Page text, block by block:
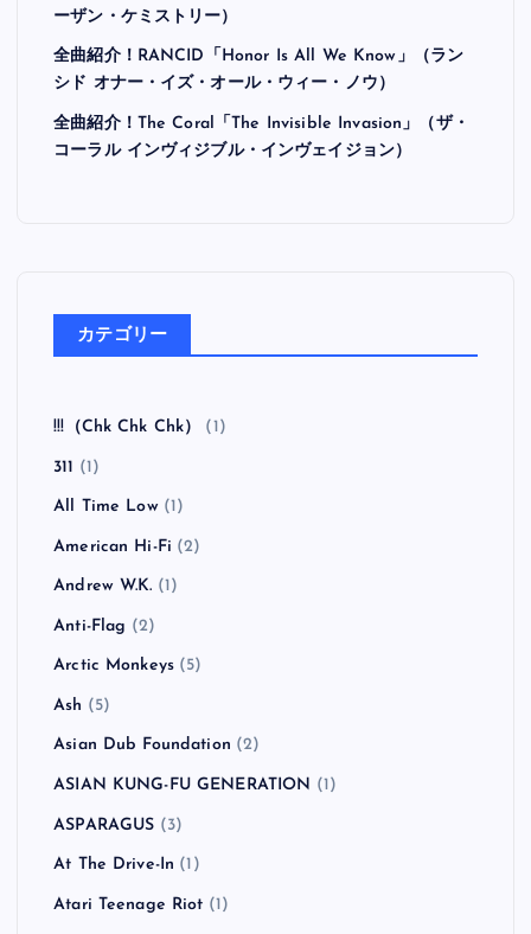
ーザン・ケミストリー）
全曲紹介！RANCID「Honor Is All We Know」（ラン
シド オナー・イズ・オール・ウィー・ノウ）
全曲紹介！The Coral「The Invisible Invasion」（ザ・
コーラル インヴィジブル・インヴェイジョン）
カテゴリー
!!!（Chk Chk Chk） (1)
311 (1)
All Time Low(1)
American Hi-Fi (2)
Andrew W.K. (1)
Anti-Flag (2)
Arctic Monkeys (5)
Ash (5)
Asian Dub Foundation (2)
ASIAN KUNG-FU GENERATION (1)
ASPARAGUS (3)
At The Drive-In (1)
Atari Teenage Riot (1)